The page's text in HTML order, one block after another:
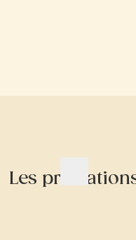
Les